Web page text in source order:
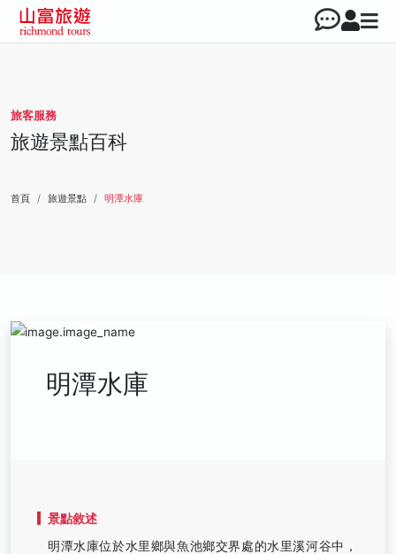
旅客服務
旅遊景點百科
首頁 旅遊景點 明潭水庫
明潭水庫
景點敘述
明潭水庫位於水里鄉與魚池鄉交界處的水里溪河谷中，